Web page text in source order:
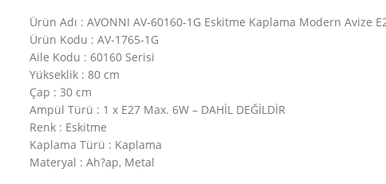
Ürün Adı : AVONNI AV-60160-1G Eskitme Kaplama Modern Avize
Ürün Kodu : AV-1765-1G
Aile Kodu : 60160 Serisi
Yükseklik : 80 cm
Çap : 30 cm
Ampül Türü : 1 x E27 Max. 6W – DAHİL DEĞİLDİR
Renk : Eskitme
Kaplama Türü : Kaplama
Materyal : Ah?ap, Metal